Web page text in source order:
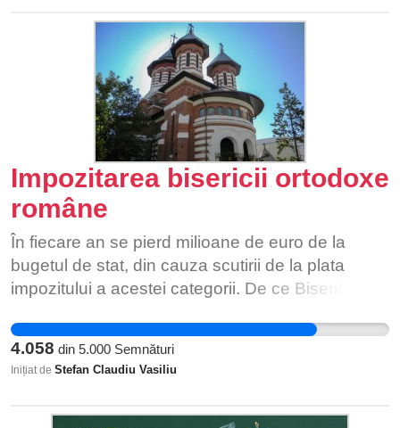
condamnare la moarte.
Impozitarea bisericii ortodoxe
române
În fiecare an se pierd milioane de euro de la
bugetul de stat, din cauza scutirii de la plata
impozitului a acestei categorii. De ce Biserica și
să nu plătească impozit pe venituri și terenuri?
Câți bani fac preoții și bisericile din donații, nunți,
botezuri, înmormântări, parastase, etc.? De ce să
4.058 din 5.000 Semnături
Inițiat de Stefan Claudiu Vasiliu